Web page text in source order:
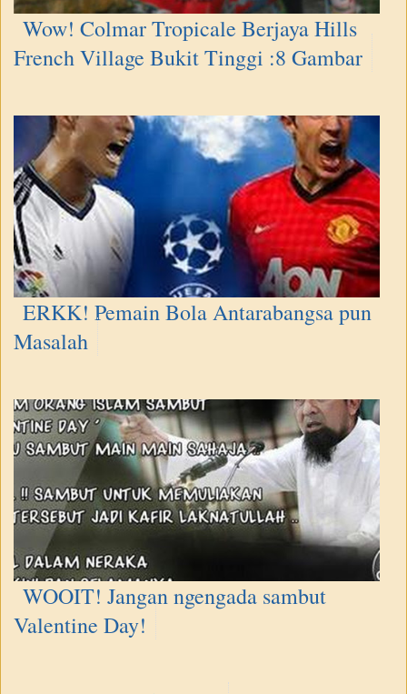
Wow! Colmar Tropicale Berjaya Hills
French Village Bukit Tinggi :8 Gambar
ERKK! Pemain Bola Antarabangsa pun
Masalah
WOOIT! Jangan ngengada sambut
Valentine Day!